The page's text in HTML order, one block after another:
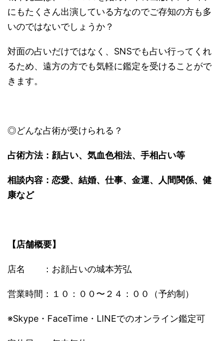
にもたくさん出演している方なのでご存知の方も多
いのではないでしょうか？
対面の占いだけではなく、SNSでも占い行ってくれ
るため、 遠方の方でも気軽に鑑定を受けることがで
きます。
◎どんな占術が受けられる？
占術方法：顔占い、気血色相法、手相占い等
相談内容：恋愛、結婚、仕事、金運、人間関係、健
康など
【店舗概要】
店名 ：お顔占いの城本芳弘
営業時間：１０：００〜２４：００（予約制）
※Skype・FaceTime・LINEでのオンライン鑑定可